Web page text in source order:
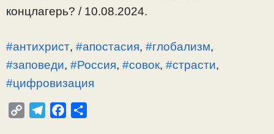
концлагерь? / 10.08.2024.
#антихрист, #апостасия, #глобализм,
#заповеди, #Россия, #совок, #страсти,
#цифровизация